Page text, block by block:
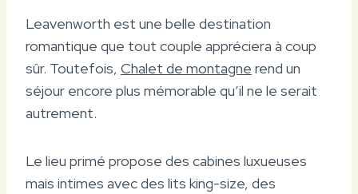
Leavenworth est une belle destination
romantique que tout couple appréciera à coup
sûr. Toutefois, Chalet de montagne rend un
séjour encore plus mémorable qu’il ne le serait
autrement.
Le lieu primé propose des cabines luxueuses
mais intimes avec des lits king-size, des